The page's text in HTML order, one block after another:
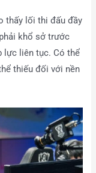
thấy lối thi đấu đầy
khổ sở trước
lực liên tục. Có thể
thiếu đối với nền